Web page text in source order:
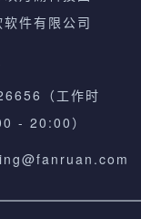
件有限公司
（工作时
- 20:00）